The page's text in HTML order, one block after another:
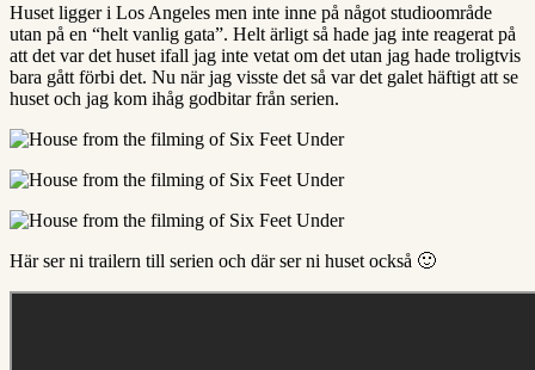
Huset ligger i Los Angeles men inte inne på något studioområde
utan på en “helt vanlig gata”. Helt ärligt så hade jag inte reagerat på
att det var det huset ifall jag inte vetat om det utan jag hade troligtvis
bara gått förbi det. Nu när jag visste det så var det galet häftigt att se
huset och jag kom ihåg godbitar från serien.
Här ser ni trailern till serien och där ser ni huset också 🙂